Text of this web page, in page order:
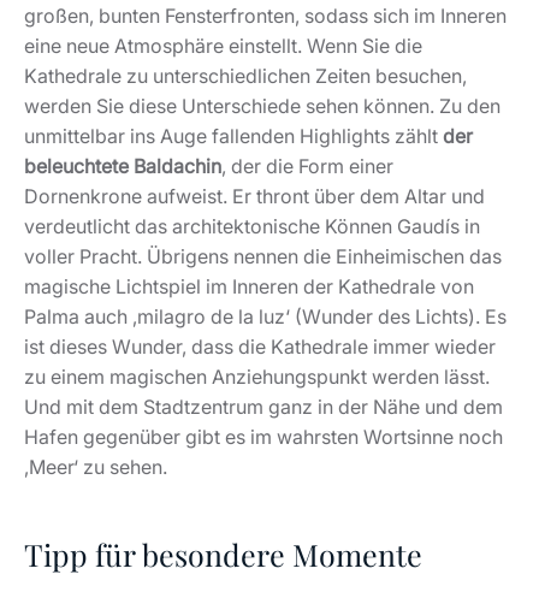
großen, bunten Fensterfronten, sodass sich im Inneren
eine neue Atmosphäre einstellt. Wenn Sie die
Kathedrale zu unterschiedlichen Zeiten besuchen,
werden Sie diese Unterschiede sehen können. Zu den
unmittelbar ins Auge fallenden Highlights zählt der
beleuchtete Baldachin, der die Form einer
Dornenkrone aufweist. Er thront über dem Altar und
verdeutlicht das architektonische Können Gaudís in
voller Pracht. Übrigens nennen die Einheimischen das
magische Lichtspiel im Inneren der Kathedrale von
Palma auch ‚milagro de la luz‘ (Wunder des Lichts). Es
ist dieses Wunder, dass die Kathedrale immer wieder
zu einem magischen Anziehungspunkt werden lässt.
Und mit dem Stadtzentrum ganz in der Nähe und dem
Hafen gegenüber gibt es im wahrsten Wortsinne noch
‚Meer‘ zu sehen.
Tipp für besondere Momente